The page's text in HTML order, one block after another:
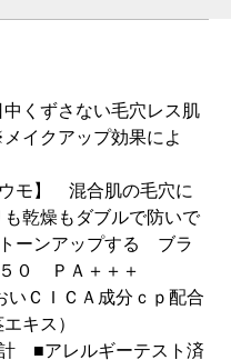
くずさない毛穴レス肌
イクアップ効果によ
モ】 混合肌の毛穴に
乾燥もダブルで防いで
ーンアップする ブラ
５０ ＰＡ＋＋＋
ＣＩＣＡ成分ｃｐ配合
キス）
■アレルギーテスト済